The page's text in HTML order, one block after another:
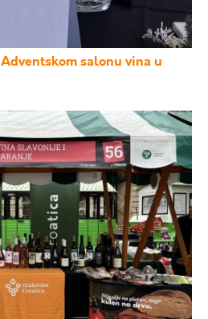
salonu vina u